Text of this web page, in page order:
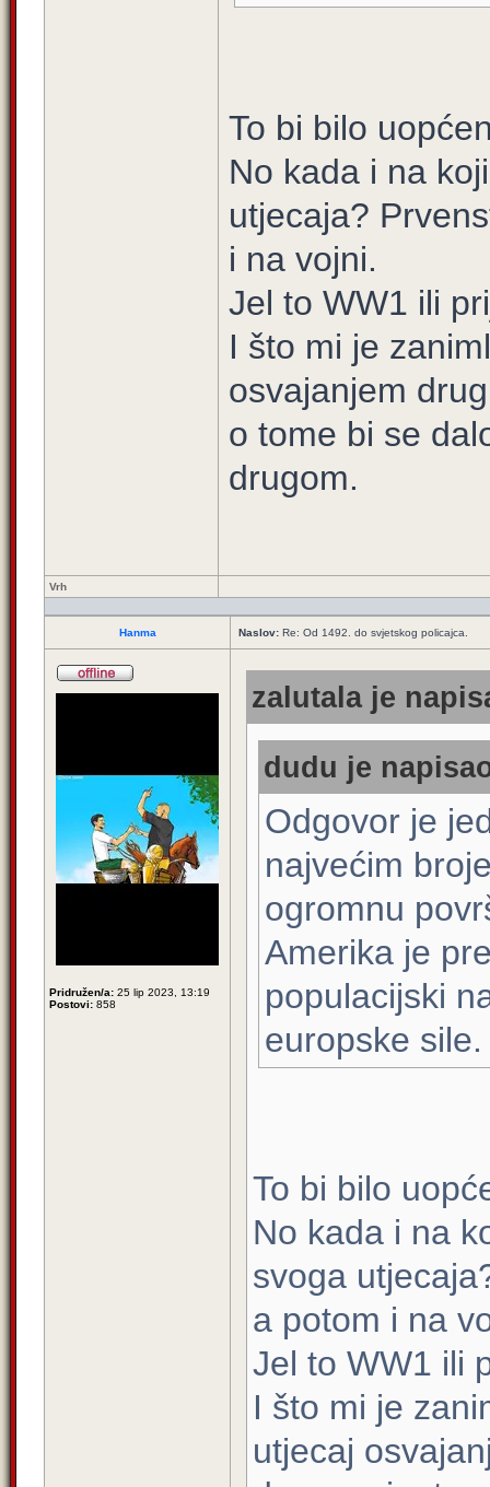
To bi bilo
No kada i na
utjecaja?
i na vojni.
Jel to WW1 ili
I što mi je
osvajanjem
o tome bi se
drugom.
Vrh
Hanma Naslov: Re: Od 1492. do svjetskog policajca.
Pridružen/a: 25 lip 2023, 13:19
Postovi: 858
zalutala je
dudu je
Odgovor je
najvećim
ogromnu
Amerika je
populacijski
europske sile.
To bi bilo
No kada i na
svoga
a potom i na
Jel to WW1 ili
I što mi je
utjecaj